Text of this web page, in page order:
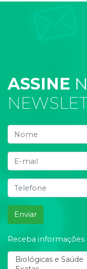
ASSINE
Enviar
Receba informações